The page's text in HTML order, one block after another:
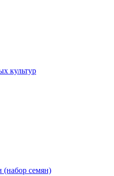
культур
(набор семян)